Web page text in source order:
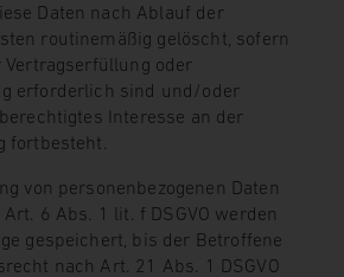
Daten nach Ablauf der
routinemäßig gelöscht, sofern
oder
erforderlich sind und/oder
Interesse an der
fortbesteht.
von personenbezogenen Daten
6 Abs. 1 lit. f DSGVO werden
gespeichert, bis der Betroffene
nach Art. 21 Abs. 1 DSGVO